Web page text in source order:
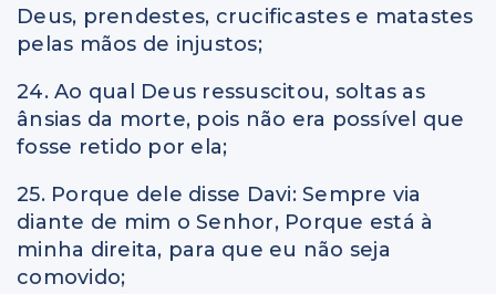
Deus, prendestes, crucificastes e matastes
pelas mãos de injustos;
24. Ao qual Deus ressuscitou, soltas as
ânsias da morte, pois não era possível que
fosse retido por ela;
25. Porque dele disse Davi: Sempre via
diante de mim o Senhor, Porque está à
minha direita, para que eu não seja
comovido;